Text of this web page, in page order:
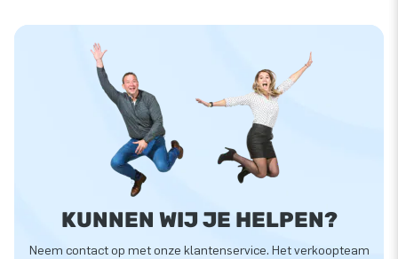
KUNNEN WIJ JE HELPEN?
Neem contact op met onze klantenservice. Het verkoopteam